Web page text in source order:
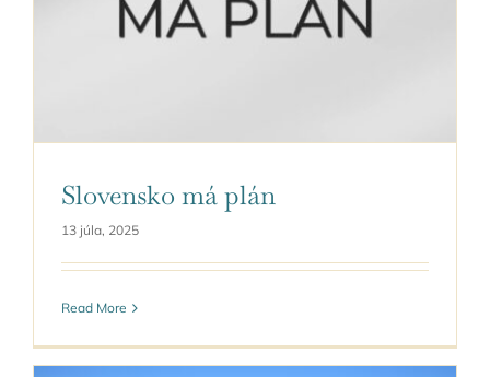
Slovensko má plán
13 júla, 2025
Read More